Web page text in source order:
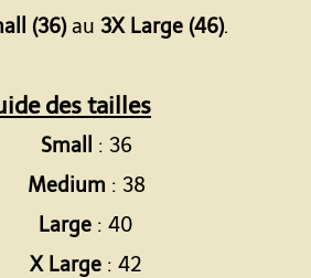
(36)au 3X Large (46).
des tailles
Small
: 36
Medium : 38
Large : 40
X Large : 42